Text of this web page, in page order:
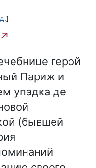
]
герой
Париж и
упадка де
(бывшей